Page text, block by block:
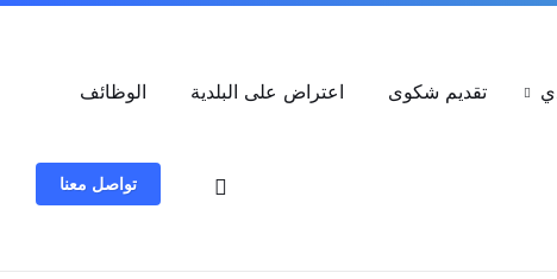
تقديم شكوى اعتراض على البلدية
الوظائف
تواصل معنا